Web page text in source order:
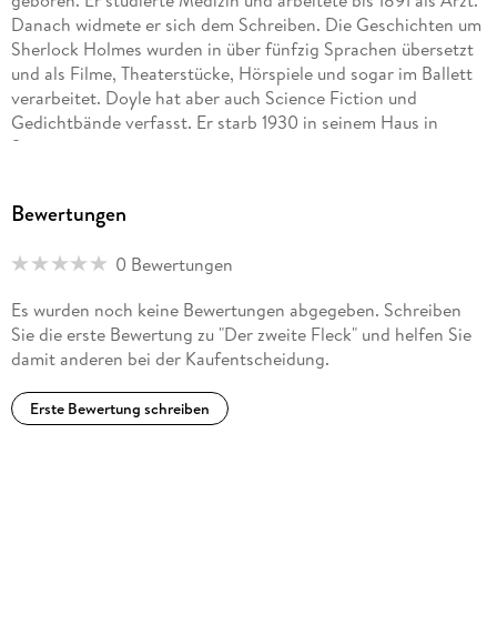
Danach widmete er sich dem Schreiben. Die Geschichten um
Sherlock Holmes wurden in über fünfzig Sprachen übersetzt
und als Filme, Theaterstücke, Hörspiele und sogar im Ballett
verarbeitet. Doyle hat aber auch Science Fiction und
Gedichtbände verfasst. Er starb 1930 in seinem Haus in
Sussex.
Bewertungen
0 Bewertungen
Es wurden noch keine Bewertungen abgegeben. Schreiben
Sie die erste Bewertung zu "Der zweite Fleck" und helfen Sie
damit anderen bei der Kaufentscheidung.
Erste Bewertung schreiben